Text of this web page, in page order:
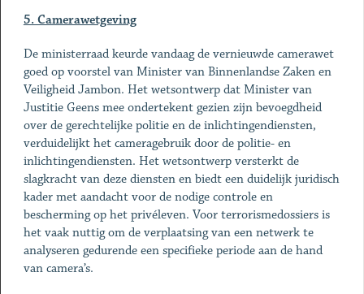
5. Camerawetgeving
De ministerraad keurde vandaag de vernieuwde camerawet
goed op voorstel van Minister van Binnenlandse Zaken en
Veiligheid Jambon. Het wetsontwerp dat Minister van
Justitie Geens mee ondertekent gezien zijn bevoegdheid
over de gerechtelijke politie en de inlichtingendiensten,
verduidelijkt het cameragebruik door de politie- en
inlichtingendiensten. Het wetsontwerp versterkt de
slagkracht van deze diensten en biedt een duidelijk juridisch
kader met aandacht voor de nodige controle en
bescherming op het privéleven. Voor terrorismedossiers is
het vaak nuttig om de verplaatsing van een netwerk te
analyseren gedurende een specifieke periode aan de hand
van camera’s.